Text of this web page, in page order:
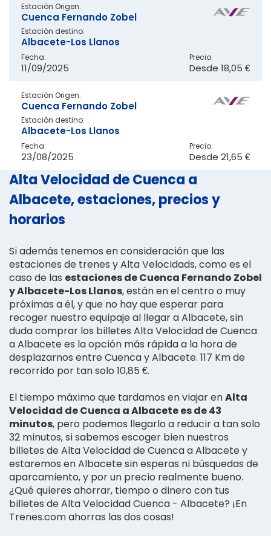
Estación Origen:
Cuenca Fernando Zobel
Estación destino:
Albacete-Los Llanos
Fecha:
11/09/2025
Precio:
Desde 18,05 €
Estación Origen:
Cuenca Fernando Zobel
Estación destino:
Albacete-Los Llanos
Fecha:
23/08/2025
Precio:
Desde 21,65 €
Alta Velocidad de Cuenca a
Albacete, estaciones, precios y
horarios
Si además tenemos en consideración que las
estaciones de trenes y Alta Velocidads, como es el
caso de las estaciones de Cuenca Fernando Zobel
y Albacete-Los Llanos, están en el centro o muy
próximas a él, y que no hay que esperar para
recoger nuestro equipaje al llegar a Albacete, sin
duda comprar los billetes Alta Velocidad de Cuenca
a Albacete es la opción más rápida a la hora de
desplazarnos entre Cuenca y Albacete. 117 Km de
recorrido por tan solo 10,85 €.
El tiempo máximo que tardamos en viajar enAlta
Velocidad de Cuenca a Albacete es de 43
minutos, pero podemos llegarlo a reducir a tan solo
32 minutos, si sabemos escoger bien nuestros
billetes de Alta Velocidad de Cuenca a Albacete y
estaremos en Albacete sin esperas ni búsquedas de
aparcamiento, y por un precio realmente bueno.
¿Qué quieres ahorrar, tiempo o dinero con tus
billetes de Alta Velocidad Cuenca - Albacete? ¡En
Trenes.com ahorras las dos cosas!